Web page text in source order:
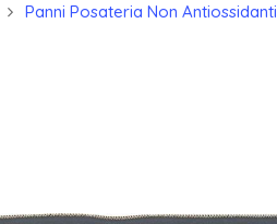
Panni Posateria Non Antiossidanti